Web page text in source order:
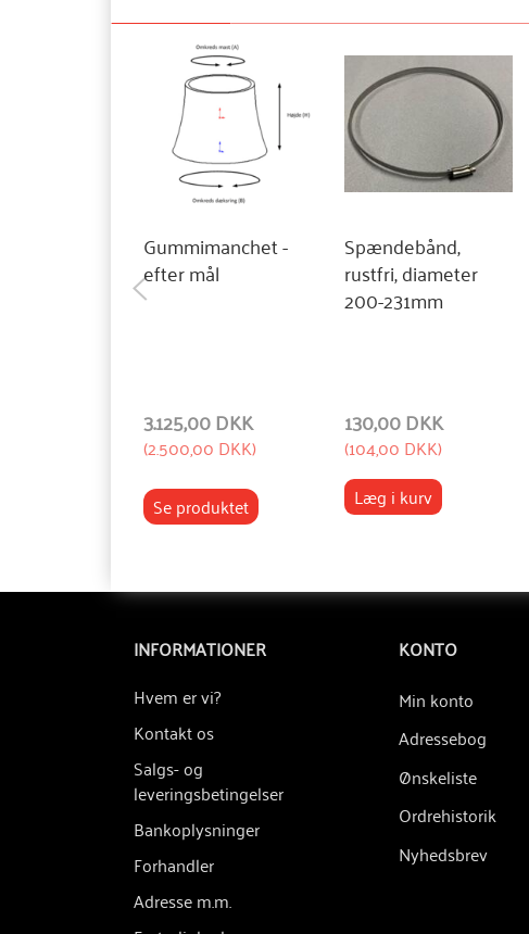
Gummimanchet -
efter mål
3.125,00 DKK
(2.500,00 DKK)
Se produktet
Spændebånd,
rustfri, diameter
200-231mm
130,00 DKK
(104,00 DKK)
Læg i kurv
INFORMATIONER
Hvem er vi?
Kontakt os
Salgs- og
leveringsbetingelser
Bankoplysninger
Forhandler
Adresse m.m.
KONTO
Min konto
Adressebog
Ønskeliste
Ordrehistorik
Nyhedsbrev